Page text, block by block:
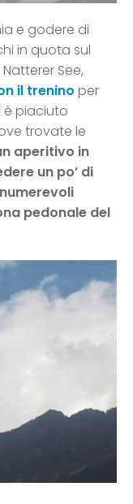
e godere di
in quota sul
See,
il trenino per
è piaciuto
trovate le
aperitivo in
un po’ di
pedonale del